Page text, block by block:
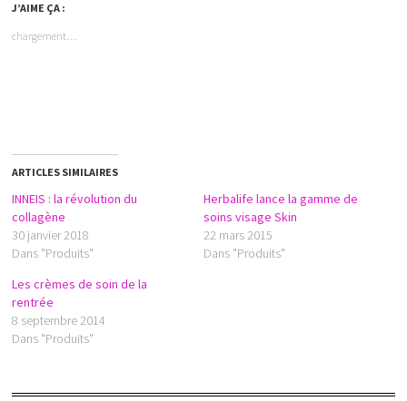
J’AIME ÇA :
chargement…
ARTICLES SIMILAIRES
INNEIS : la révolution du
collagène
30 janvier 2018
Dans "Produits"
Herbalife lance la gamme de
soins visage Skin
22 mars 2015
Dans "Produits"
Les crèmes de soin de la
rentrée
8 septembre 2014
Dans "Produits"